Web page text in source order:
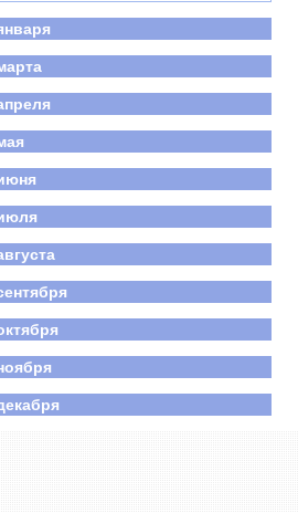
день семьи, любви и верности